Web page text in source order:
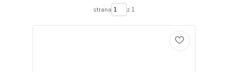
strana z 1